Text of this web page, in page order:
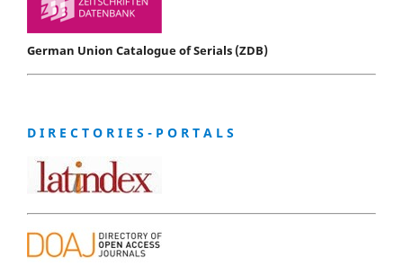
German Union Catalogue of Serials (ZDB)
D I R E C T O R I E S - P O R T A L S